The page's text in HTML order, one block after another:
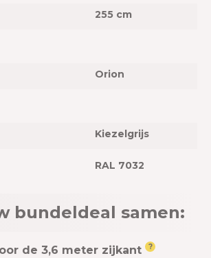
255 cm
Orion
Kiezelgrijs
RAL 7032
bundeldeal samen:
de 3,6 meter zijkant ?